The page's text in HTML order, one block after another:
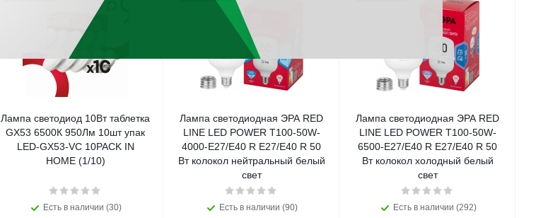
Лампа светодиод 10Вт таблетка
GX53 6500К 950Лм 10шт упак
LED-GX53-VC 10PACK IN
HOME (1/10)
Есть в наличии (30)
Лампа светодиодная ЭРА RED
LINE LED POWER T100-50W-
4000-E27/E40 R E27/E40 R 50
Вт колокол нейтральный белый
свет
Есть в наличии (90)
Лампа светодиодная ЭРА RED
LINE LED POWER T100-50W-
6500-E27/E40 R E27/E40 R 50
Вт колокол холодный белый
свет
Есть в наличии (292)